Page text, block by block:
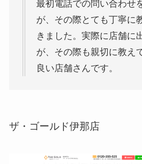
最初電話での問い合わせ
が、その際とても丁寧に
きました。実際に店舗に
が、その際も親切に教え
良い店舗さんです。
ザ・ゴールド伊那店